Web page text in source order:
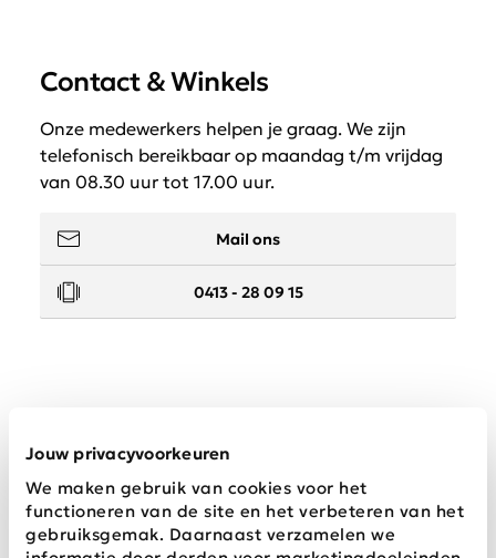
Jouw privacyvoorkeuren
We maken gebruik van cookies voor het
functioneren van de site en het verbeteren van het
gebruiksgemak. Daarnaast verzamelen we
Contact & Winkels
Onze medewerkers helpen je graag. We zijn
telefonisch bereikbaar op maandag t/m vrijdag
van 08.30 uur tot 17.00 uur.
Mail ons
0413 - 28 09 15
Wij zijn Schijvens mode